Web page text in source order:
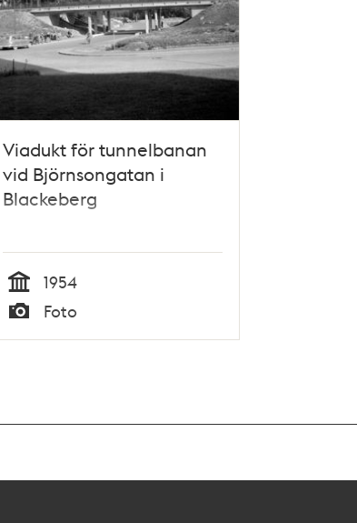
Viadukt för tunnelbanan
vid Björnsongatan i
Blackeberg
Tid
1954
Typ
Foto